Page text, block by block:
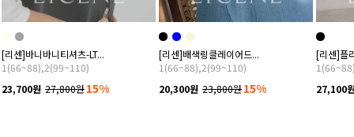
[리센]바니바니티셔츠-LT...
1(66~88),2(99~110)
23,700원 27,800원15%
[리센]배색링클레이어드...
1(66~88),2(99~110)
20,300원 23,800원15%
[리센]플
27,100